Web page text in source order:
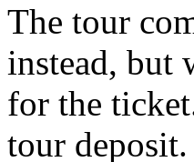
The tour
instead, but
for the
tour